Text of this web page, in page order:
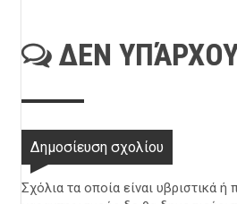
ΔΕΝ
Δημοσίευση σχολίου
Σχόλια τα οποία είναι υβριστικά ή